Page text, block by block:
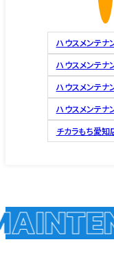
ハウスメンテナ
ハウスメンテナ
ハウスメンテナ
ハウスメンテナ
チカラもち愛知